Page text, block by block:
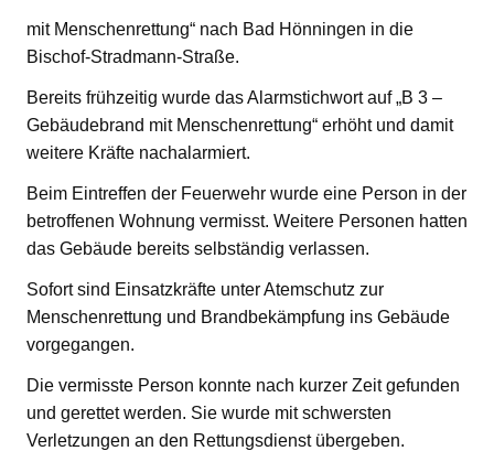
mit Menschenrettung“ nach Bad Hönningen in die
Bischof-Stradmann-Straße.
Bereits frühzeitig wurde das Alarmstichwort auf „B 3 –
Gebäudebrand mit Menschenrettung“ erhöht und damit
weitere Kräfte nachalarmiert.
Beim Eintreffen der Feuerwehr wurde eine Person in der
betroffenen Wohnung vermisst. Weitere Personen hatten
das Gebäude bereits selbständig verlassen.
Sofort sind Einsatzkräfte unter Atemschutz zur
Menschenrettung und Brandbekämpfung ins Gebäude
vorgegangen.
Die vermisste Person konnte nach kurzer Zeit gefunden
und gerettet werden. Sie wurde mit schwersten
Verletzungen an den Rettungsdienst übergeben.